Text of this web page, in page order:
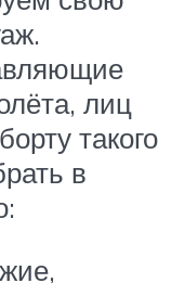
лиц
такого
в